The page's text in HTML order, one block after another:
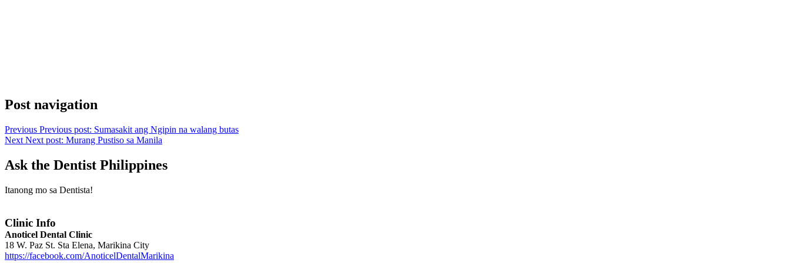
Post navigation
Previous Previous post: Sumasakit ang Ngipin na walang butas
Next Next post: Murang Pustiso sa Manila
Ask the Dentist Philippines
Itanong mo sa Dentista!
Clinic Info
Anoticel Dental Clinic
18 W. Paz St. Sta Elena, Marikina City
https://facebook.com/AnoticelDentalMarikina